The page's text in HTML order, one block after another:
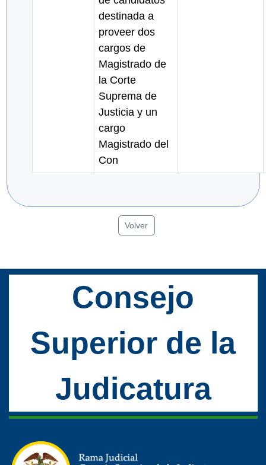
destinada a
proveer dos
cargos de
Magistrado de
la Corte
Suprema de
Justicia y un
cargo
Magistrado del
Con
Volver
Consejo
Superior de la
Judicatura